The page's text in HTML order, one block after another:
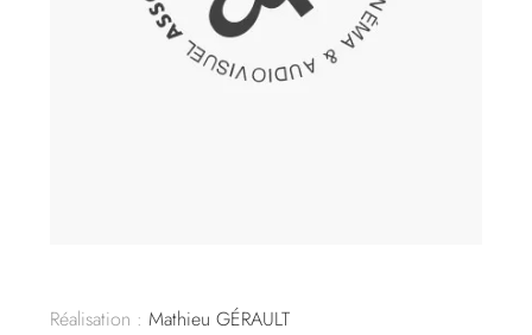
Réalisation : Mathieu GÉRAULT